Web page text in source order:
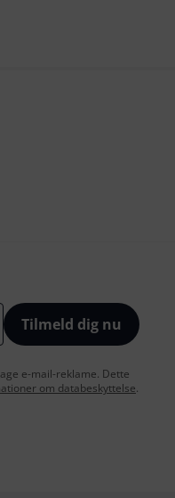
Tilmeld dig nu
e-mail-reklame. Dette
om databeskyttelse.